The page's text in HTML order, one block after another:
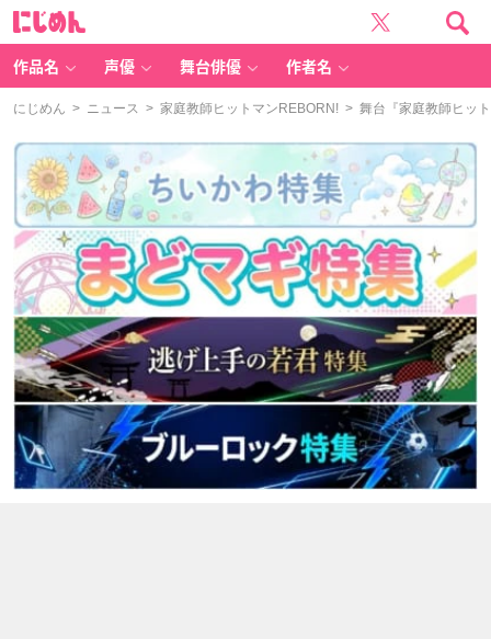
作品名 声優 舞台俳優 作者名
にじめん > ニュース > 家庭教師ヒットマンREBORN! > 舞台『家庭教師ヒッ